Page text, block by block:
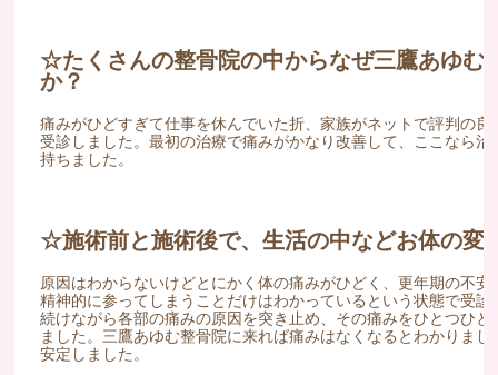
☆たくさんの整骨院の中からなぜ三鷹あゆむ
か？
痛みがひどすぎて仕事を休んでいた折、家族がネットで評判の
受診しました。最初の治療で痛みがかなり改善して、ここなら
持ちました。
☆施術前と施術後で、生活の中などお体の変
原因はわからないけどとにかく体の痛みがひどく、更年期の不
精神的に参ってしまうことだけはわかっているという状態で受
続けながら各部の痛みの原因を突き止め、その痛みをひとつひ
ました。三鷹あゆむ整骨院に来れば痛みはなくなるとわかりま
安定しました。